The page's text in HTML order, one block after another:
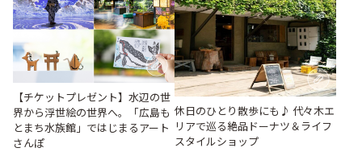
【チケットプレゼント】水辺の世
界から浮世絵の世界へ。「広島も
とまち水族館」ではじまるアート
さんぽ
休日のひとり散歩にも♪ 代々木エ
リアで巡る絶品ドーナツ＆ライフ
スタイルショップ